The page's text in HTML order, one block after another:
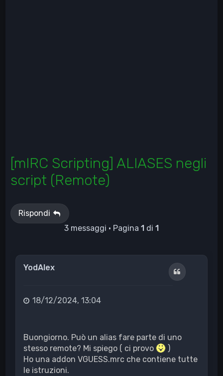
[mIRC Scripting] ALIASES negli
script (Remote)
Rispondi
3 messaggi • Pagina 1 di 1
YodAlex Cita
18/12/2024, 13:04
Buongiorno. Può un alias fare parte di uno
stesso remote? Mi spiego ( ci provo
)
Ho una addon VGUESS.mrc che contiene tutte
le istruzioni.